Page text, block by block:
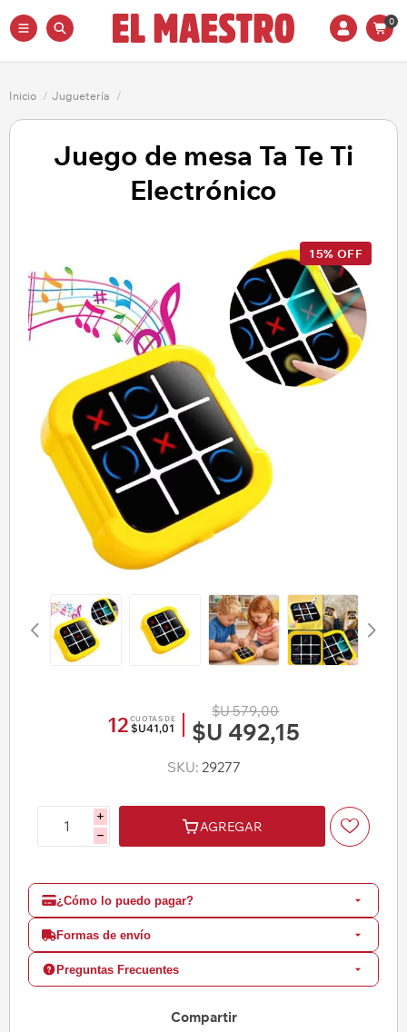
0
Inicio / Juguetería /
Juego de mesa Ta Te Ti
Electrónico
15% OFF
12 CUOTAS DE
$U41,01
$U 579,00
$U 492,15
SKU: 29277
i
h
AGREGAR
¿Cómo lo puedo pagar?
Formas de envío
Preguntas Frecuentes
Compartir